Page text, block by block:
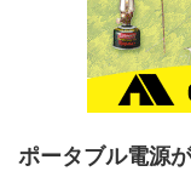
ポータブル電源